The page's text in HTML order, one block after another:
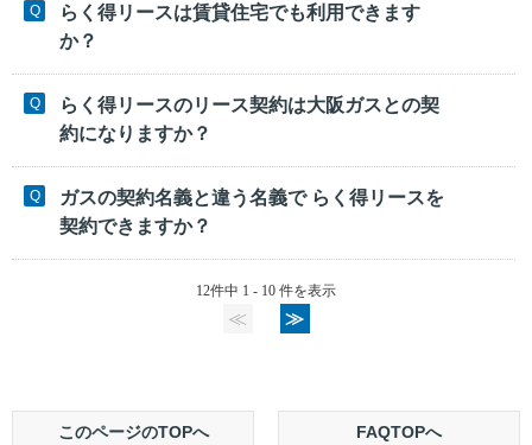
らく得リースは賃貸住宅でも利用できます
か？
らく得リースのリース契約は大阪ガスとの契
約になりますか？
ガスの契約名義と違う名義で らく得リースを
契約できますか？
12件中 1 - 10 件を表示
≪ ≫
このページのTOPへ FAQTOPへ